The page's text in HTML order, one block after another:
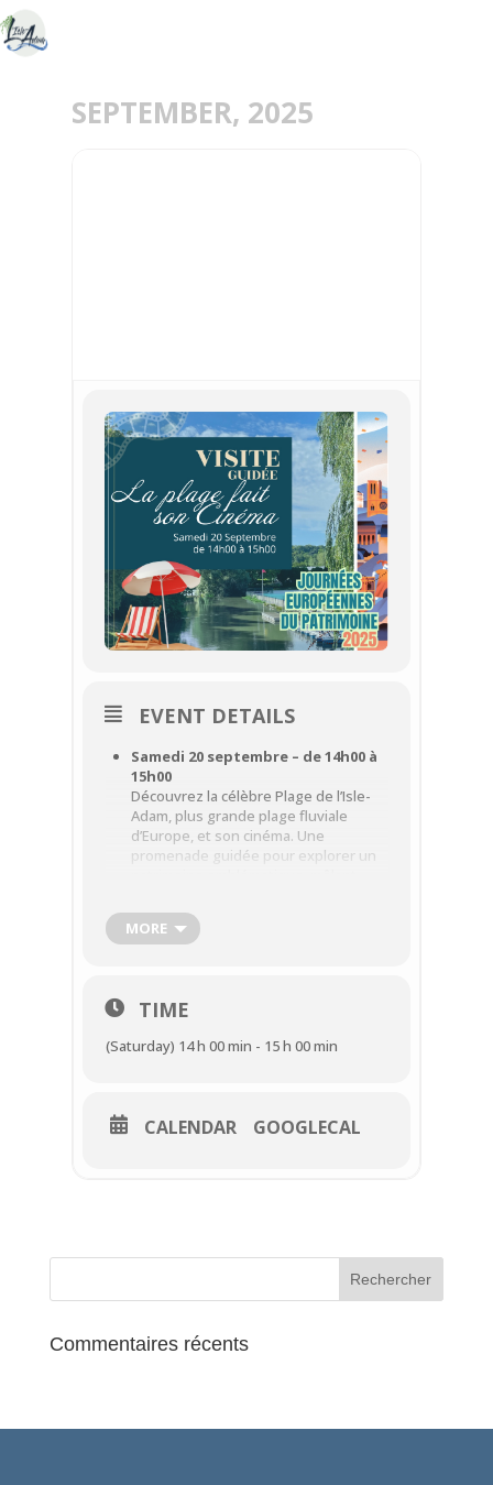
SEPTEMBER, 2025
EVENT DETAILS
Samedi 20 septembre – de 14h00 à
15h00
Découvrez la célèbre Plage de l’Isle-
Adam, plus grande plage fluviale
d’Europe, et son cinéma. Une
promenade guidée pour explorer un
📍 Rendez-vous devant la Plage
ℹ️ Gratuit, sans réservation –
MORE
TIME
(Saturday) 14 h 00 min - 15 h 00 min
CALENDAR GOOGLECAL
Commentaires récents